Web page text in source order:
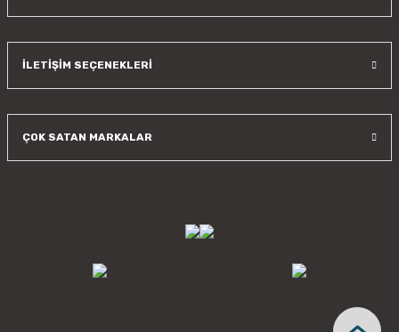
İLETİŞİM SEÇENEKLERİ
ÇOK SATAN MARKALAR